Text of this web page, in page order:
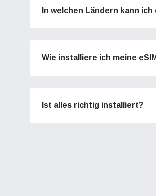
In welchen Ländern kann
Wie installiere ich meine
Ist alles richtig installiert?